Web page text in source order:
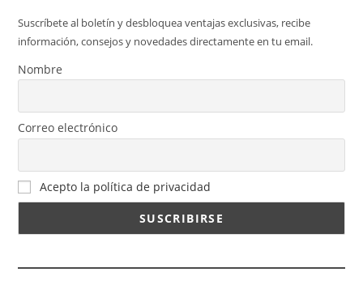
Suscríbete al boletín y desbloquea ventajas exclusivas, recibe
información, consejos y novedades directamente en tu email.
Nombre
Correo electrónico
Acepto la política de privacidad